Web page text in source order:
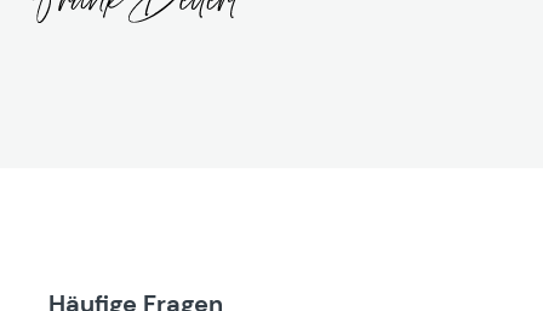
Häufige Fragen